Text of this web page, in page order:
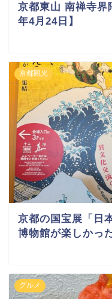
京都東山 南禅寺界
年4月24日】
京都観光
京都の国宝展「日
博物館が楽しかっ
グルメ